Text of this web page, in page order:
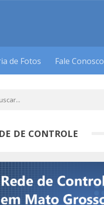
de Fotos Fale Conosco
DE CONTROLE